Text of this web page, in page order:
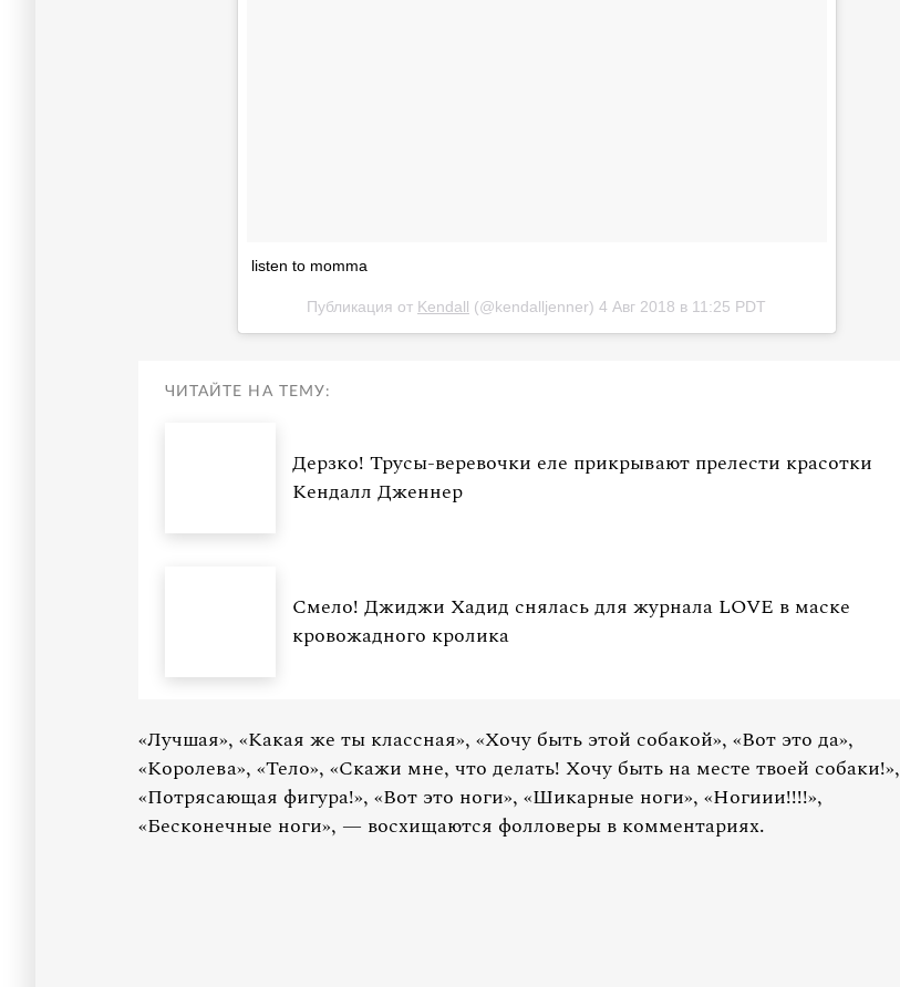
listen to momma
Публикация от Kendall (@kendalljenner) 4 Авг 2018 в 11:25 PDT
ЧИТАЙТЕ НА ТЕМУ:
Дерзко! Трусы-веревочки еле прикрывают прелести красотки
Кендалл Дженнер
Смело! Джиджи Хадид снялась для журнала LOVE в маске
кровожадного кролика
«Лучшая», «Какая же ты классная», «Хочу быть этой собакой», «Вот это да»,
«Королева», «Тело», «Скажи мне, что делать! Хочу быть на месте твоей собаки!»,
«Потрясающая фигура!», «Вот это ноги», «Шикарные ноги», «Ногиии!!!!»,
«Бесконечные ноги», — восхищаются фолловеры в комментариях.